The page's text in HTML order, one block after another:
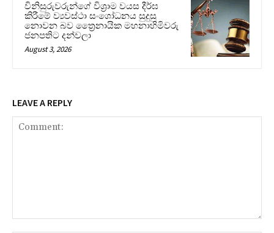
විනිසුරුවරුන්ගේ විශ්‍රාම වයස දීර්ඝ
කිරීමේ ව්‍යවස්ථා සංශෝධනය සුදුසු
නොවන බව ත්‍රෛනායික මහනාහිමිවරු
ජනපතිට දන්වලා
August 3, 2026
LEAVE A REPLY